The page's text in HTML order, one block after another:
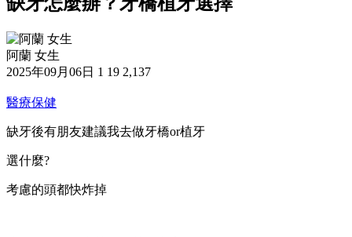
阿蘭 女生
2025年09月06日 1 19 2,137
醫療保健
缺牙後有朋友建議我去做牙橋or植牙
選什麼?
考慮的頭都快炸掉